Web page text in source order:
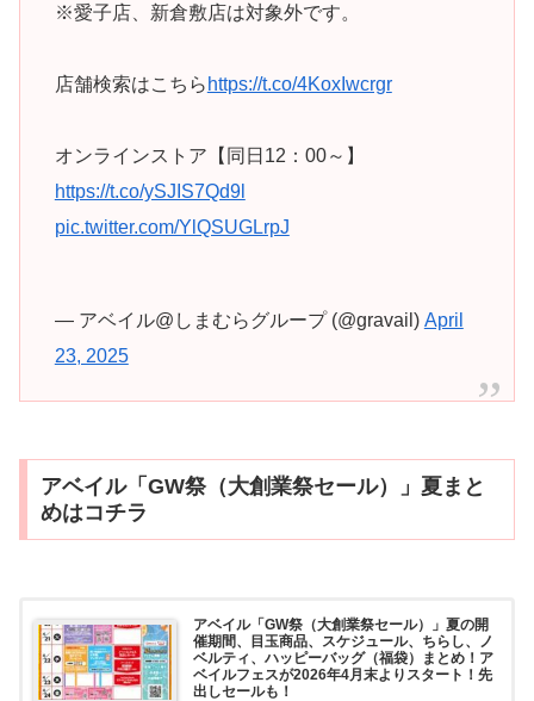
※愛子店、新倉敷店は対象外です。
店舗検索はこちら https://t.co/4KoxIwcrgr
オンラインストア【同日12：00～】
https://t.co/ySJIS7Qd9l
pic.twitter.com/YlQSUGLrpJ
— アベイル@しまむらグループ (@gravail) April
23, 2025
アベイル「GW祭（大創業祭セール）」夏まと
めはコチラ
アベイル「GW祭（大創業祭セール）」夏の開
催期間、目玉商品、スケジュール、ちらし、ノ
ベルティ、ハッピーバッグ（福袋）まとめ！ア
ベイルフェスが2026年4月末よりスタート！先
出しセールも！